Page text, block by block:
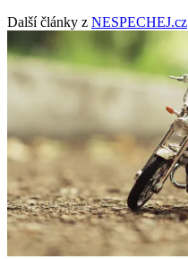
Další články z NESPECHEJ.cz